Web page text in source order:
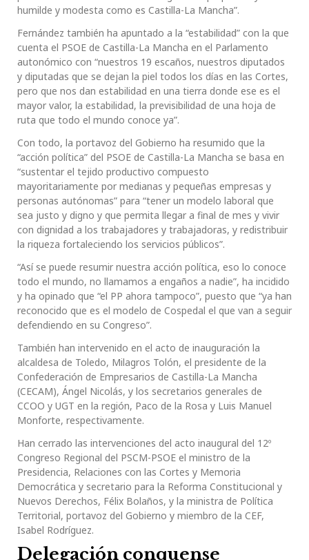
humilde y modesta como es Castilla-La Mancha”.
Fernández también ha apuntado a la “estabilidad” con la que
cuenta el PSOE de Castilla-La Mancha en el Parlamento
autonómico con “nuestros 19 escaños, nuestros diputados
y diputadas que se dejan la piel todos los días en las Cortes,
pero que nos dan estabilidad en una tierra donde ese es el
mayor valor, la estabilidad, la previsibilidad de una hoja de
ruta que todo el mundo conoce ya”.
Con todo, la portavoz del Gobierno ha resumido que la
“acción política” del PSOE de Castilla-La Mancha se basa en
“sustentar el tejido productivo compuesto
mayoritariamente por medianas y pequeñas empresas y
personas autónomas” para “tener un modelo laboral que
sea justo y digno y que permita llegar a final de mes y vivir
con dignidad a los trabajadores y trabajadoras, y redistribuir
la riqueza fortaleciendo los servicios públicos”.
“Así se puede resumir nuestra acción política, eso lo conoce
todo el mundo, no llamamos a engaños a nadie”, ha incidido
y ha opinado que “el PP ahora tampoco”, puesto que “ya han
reconocido que es el modelo de Cospedal el que van a seguir
defendiendo en su Congreso”.
También han intervenido en el acto de inauguración la
alcaldesa de Toledo, Milagros Tolón, el presidente de la
Confederación de Empresarios de Castilla-La Mancha
(CECAM), Ángel Nicolás, y los secretarios generales de
CCOO y UGT en la región, Paco de la Rosa y Luis Manuel
Monforte, respectivamente.
Han cerrado las intervenciones del acto inaugural del 12º
Congreso Regional del PSCM-PSOE el ministro de la
Presidencia, Relaciones con las Cortes y Memoria
Democrática y secretario para la Reforma Constitucional y
Nuevos Derechos, Félix Bolaños, y la ministra de Política
Territorial, portavoz del Gobierno y miembro de la CEF,
Isabel Rodríguez.
Delegación conquense